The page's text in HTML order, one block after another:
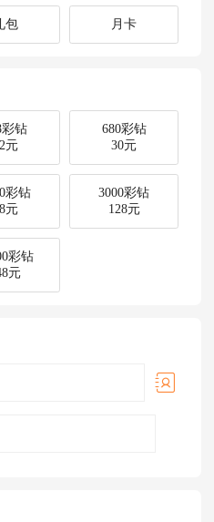
包 月卡
彩钻
元
680彩钻
30元
彩钻
元
3000彩钻
128元
彩钻
元